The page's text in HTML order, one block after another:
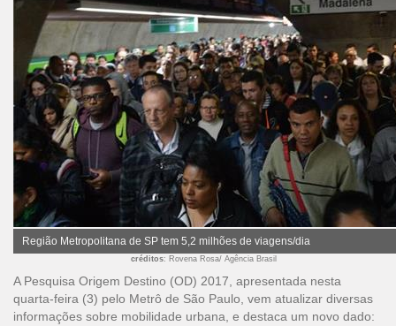
Região Metropolitana de SP tem 5,2 milhões de viagens/dia
créditos: Rovena Rosa/ Agência Brasil
A Pesquisa Origem Destino (OD) 2017, apresentada nesta
quarta-feira (3) pelo Metrô de São Paulo, vem atualizar diversas
informações sobre mobilidade urbana, e destaca um novo dado: